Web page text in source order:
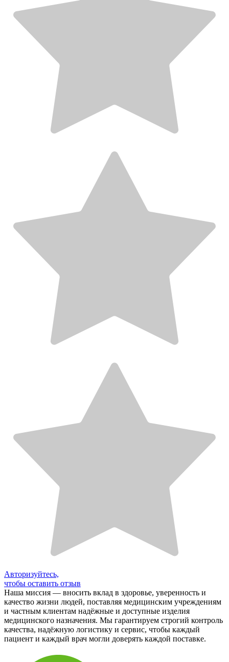
Авторизуйтесь,
чтобы оставить отзыв
Наша миссия — вносить вклад в здоровье, уверенность и
качество жизни людей, поставляя медицинским учреждениям
и частным клиентам надёжные и доступные изделия
медицинского назначения. Мы гарантируем строгий контроль
качества, надёжную логистику и сервис, чтобы каждый
пациент и каждый врач могли доверять каждой поставке.